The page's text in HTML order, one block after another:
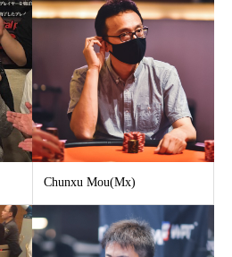
Chunxu Mou(Mx)